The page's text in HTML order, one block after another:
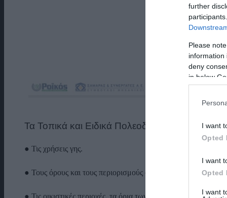
further
Please
information
deny
in below
I want
Opted
I want
Opted
I want
Τα Τοπικά και Ειδικά Πολεοδομικά Σχέδια
● Τις χρήσεις γης.
● Τους όρους και τους περιορισμούς στην δόμηση.
● Τις οικιστικές περιοχές, τα όρια των οικισμών και τις